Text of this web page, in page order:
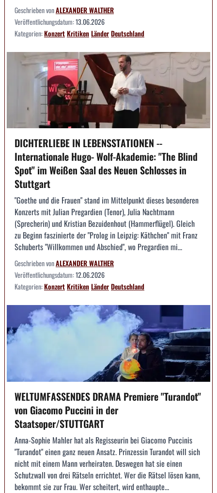
Geschrieben vonALEXANDER WALTHER
Veröffentlichungsdatum:13.06.2026
Kategorien:KonzertKritikenLänderDeutschland
DICHTERLIEBE IN LEBENSSTATIONEN --
Internationale Hugo- Wolf-Akademie: "The Blind
Spot" im Weißen Saal des Neuen Schlosses in
Stuttgart
"Goethe und die Frauen" stand im Mittelpunkt dieses besonderen
Konzerts mit Julian Pregardien (Tenor), Julia Nachtmann
(Sprecherin) und Kristian Bezuidenhout (Hammerflügel). Gleich
zu Beginn faszinierte der "Prolog in Leipzig: Käthchen" mit Franz
Schuberts "Willkommen und Abschied", wo Pregardien mi...
Geschrieben vonALEXANDER WALTHER
Veröffentlichungsdatum:12.06.2026
Kategorien:KonzertKritikenLänderDeutschland
WELTUMFASSENDES DRAMA Premiere "Turandot"
von Giacomo Puccini in der
Staatsoper/STUTTGART
Anna-Sophie Mahler hat als Regisseurin bei Giacomo Puccinis
"Turandot" einen ganz neuen Ansatz. Prinzessin Turandot will sich
nicht mit einem Mann verheiraten. Deswegen hat sie einen
Schutzwall von drei Rätseln errichtet. Wer die Rätsel lösen kann,
bekommt sie zur Frau. Wer scheitert, wird enthaupte...